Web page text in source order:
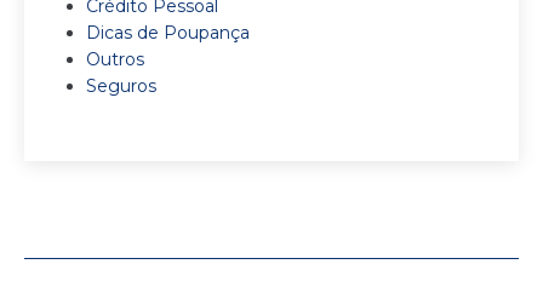
Crédito Pessoal
Dicas de Poupança
Outros
Seguros